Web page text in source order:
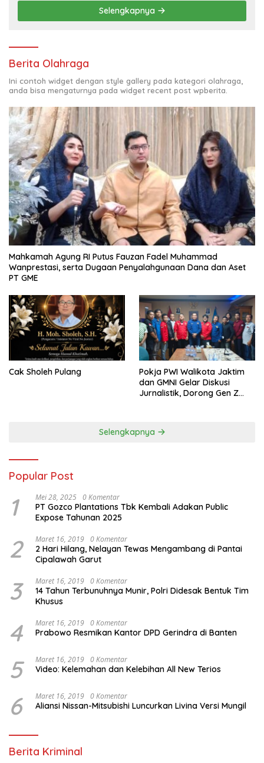
Selengkapnya
Berita Olahraga
Ini contoh widget dengan style gallery pada kategori olahraga,
anda bisa mengaturnya pada widget recent post wpberita.
Mahkamah Agung RI Putus Fauzan Fadel Muhammad
Wanprestasi, serta Dugaan Penyalahgunaan Dana dan Aset
PT GME
Cak Sholeh Pulang
Pokja PWI Walikota Jaktim
dan GMNI Gelar Diskusi
Jurnalistik, Dorong Gen Z
Selengkapnya
Popular Post
1 Mei 28, 2025 0 Komentar
PT Gozco Plantations Tbk Kembali Adakan Public
Expose Tahunan 2025
2 Maret 16, 2019 0 Komentar
2 Hari Hilang, Nelayan Tewas Mengambang di Pantai
Cipalawah Garut
3 Maret 16, 2019 0 Komentar
14 Tahun Terbunuhnya Munir, Polri Didesak Bentuk Tim
Khusus
4 Maret 16, 2019 0 Komentar
Prabowo Resmikan Kantor DPD Gerindra di Banten
5 Maret 16, 2019 0 Komentar
Video: Kelemahan dan Kelebihan All New Terios
6 Maret 16, 2019 0 Komentar
Aliansi Nissan-Mitsubishi Luncurkan Livina Versi Mungil
Berita Kriminal